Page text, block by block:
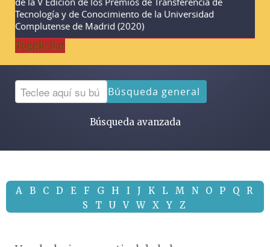
Tecnología y de Conocimiento de la Universidad
Complutense de Madrid (2020)
Toggle Bar
Búsqueda general
Búsqueda avanzada
A B C D E F G H I J K L M N O P Q
R
S
T U V W X Y Z